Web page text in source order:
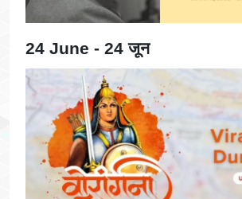
24 June - 24 जून